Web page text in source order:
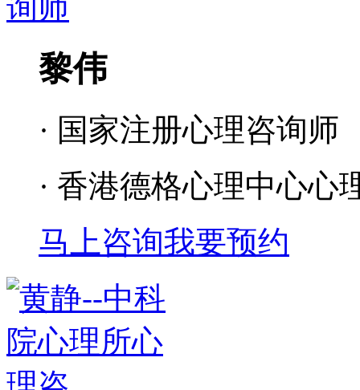
黎伟
· 国家注册心理咨询师
· 香港德格心理中心心
马上咨询我要预约